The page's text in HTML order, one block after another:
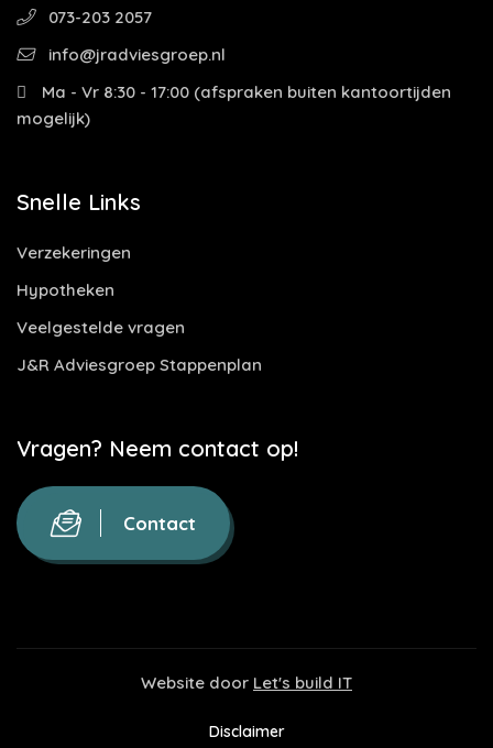
073-203 2057
info@jradviesgroep.nl
Ma - Vr 8:30 - 17:00 (afspraken buiten kantoortijden
mogelijk)
Snelle Links
Verzekeringen
Hypotheken
Veelgestelde vragen
J&R Adviesgroep Stappenplan
Vragen? Neem contact op!
Contact
Website door Let's build IT
Disclaimer